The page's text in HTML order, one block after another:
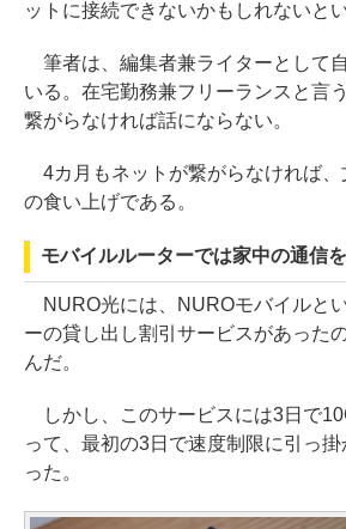
ットに接続できないかもしれないと
筆者は、編集者兼ライターとして
いる。在宅勤務兼フリーランスと言
繋がらなければ話にならない。
4カ月もネットが繋がらなければ、
の食い上げである。
モバイルルーターでは家中の通信
NURO光には、NUROモバイルと
ーの貸し出し割引サービスがあった
んだ。
しかし、このサービスには3日で
って、最初の3日で速度制限に引っ
った。